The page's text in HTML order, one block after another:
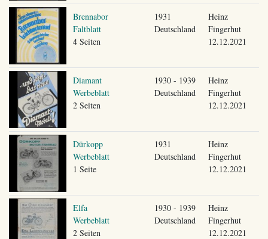
Brennabor
Faltblatt
4 Seiten
1931
Deutschland
Heinz
Fingerhut
12.12.2021
Diamant
Werbeblatt
2 Seiten
1930 - 1939
Deutschland
Heinz
Fingerhut
12.12.2021
Dürkopp
Werbeblatt
1 Seite
1931
Deutschland
Heinz
Fingerhut
12.12.2021
Elfa
Werbeblatt
2 Seiten
1930 - 1939
Deutschland
Heinz
Fingerhut
12.12.2021